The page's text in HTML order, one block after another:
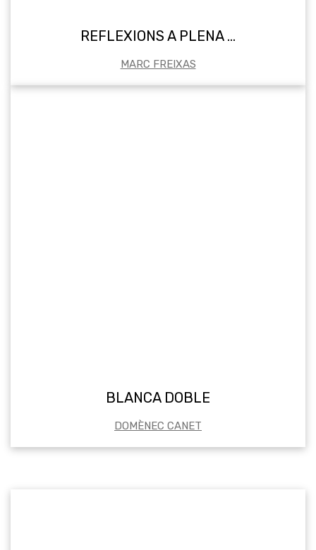
REFLEXIONS A PLENA …
MARC FREIXAS
BLANCA DOBLE
DOMÈNEC CANET